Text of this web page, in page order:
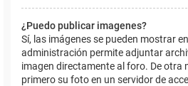
¿Puedo publicar imagenes?
Sí, las imágenes se pueden mostrar
administración permite adjuntar
imagen directamente al foro. De otra
primero su foto en un servidor de